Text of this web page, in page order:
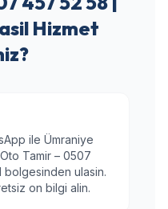
Hizmet
ile Ümraniye
Tamir – 0507
ulasin.
on bilgi alin.